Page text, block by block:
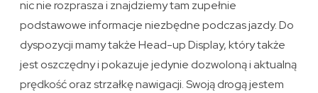
nic nie rozprasza i znajdziemy tam zupełnie
podstawowe informacje niezbędne podczas jazdy. Do
dyspozycji mamy także Head-up Display, który także
jest oszczędny i pokazuje jedynie dozwoloną i aktualną
prędkość oraz strzałkę nawigacji. Swoją drogą jestem